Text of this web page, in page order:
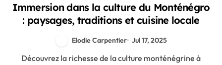
Immersion dans la culture du Monténégro
: paysages, traditions et cuisine locale
Elodie Carpentier Jul 17, 2025
Découvrez la richesse de la culture monténégrine à